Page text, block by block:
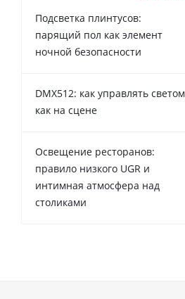
Подсветка плинтусов:
парящий пол как элемент
ночной безопасности
DMX512: как управлять светом
как на сцене
Освещение ресторанов:
правило низкого UGR и
интимная атмосфера над
столиками